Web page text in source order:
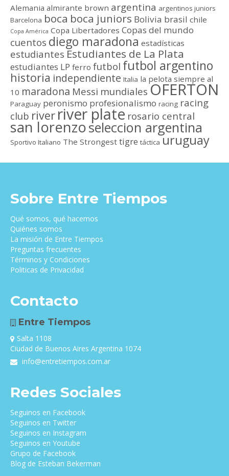
Alemania almirante brown argentina argentinos juniors
Barcelona boca boca juniors Bolivia brasil chile
Copa América Copa Libertadores Copas del mundo
cuentos diego maradona estadísticas
estudiantes Estudiantes de La Plata
estudiantes LP ferro futbol futbol argentino
historia independiente Italia la pelota siempre al
10 maradona Messi mundiales OFERTON
Paraguay peronismo profesionalismo racing racing
club river river plate rosario central
san lorenzoseleccion argentina
Sportivo Italiano The Strongest tigre táctica uruguay
Sobre Entre Tiempos
Qué somos, qué hacemos
Quiénes somos
La misión de Entre Tiempos
Preguntas frecuentes
Términos y Condiciones
Politicas de Privacidad
Contacto
Entre Tiempos
Salta 1108
Ciudad de Buenos Aires Argentina 1074
info@entretiempos.com.ar
Redes Sociales
Seguinos en Facebook
Seguinos en Twitter
Seguinos en Instagram
Seguinos en Youtube
Grupo de Facebook
Blog de Esteban Bekerman